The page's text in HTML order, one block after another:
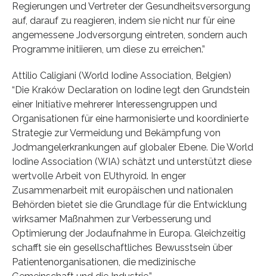
Regierungen und Vertreter der Gesundheitsversorgung
auf, darauf zu reagieren, indem sie nicht nur für eine
angemessene Jodversorgung eintreten, sondern auch
Programme initiieren, um diese zu erreichen.”
Attilio Caligiani (World Iodine Association, Belgien)
“Die Kraków Declaration on Iodine legt den Grundstein
einer Initiative mehrerer Interessengruppen und
Organisationen für eine harmonisierte und koordinierte
Strategie zur Vermeidung und Bekämpfung von
Jodmangelerkrankungen auf globaler Ebene. Die World
Iodine Association (WIA) schätzt und unterstützt diese
wertvolle Arbeit von EUthyroid. In enger
Zusammenarbeit mit europäischen und nationalen
Behörden bietet sie die Grundlage für die Entwicklung
wirksamer Maßnahmen zur Verbesserung und
Optimierung der Jodaufnahme in Europa. Gleichzeitig
schafft sie ein gesellschaftliches Bewusstsein über
Patientenorganisationen, die medizinische